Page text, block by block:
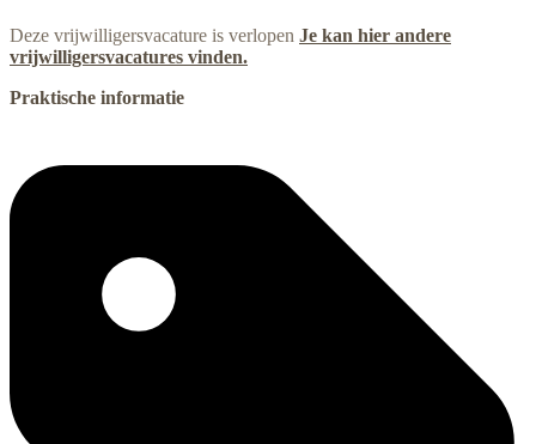
Deze vrijwilligersvacature is verlopen Je kan hier andere
vrijwilligersvacatures vinden.
Praktische informatie